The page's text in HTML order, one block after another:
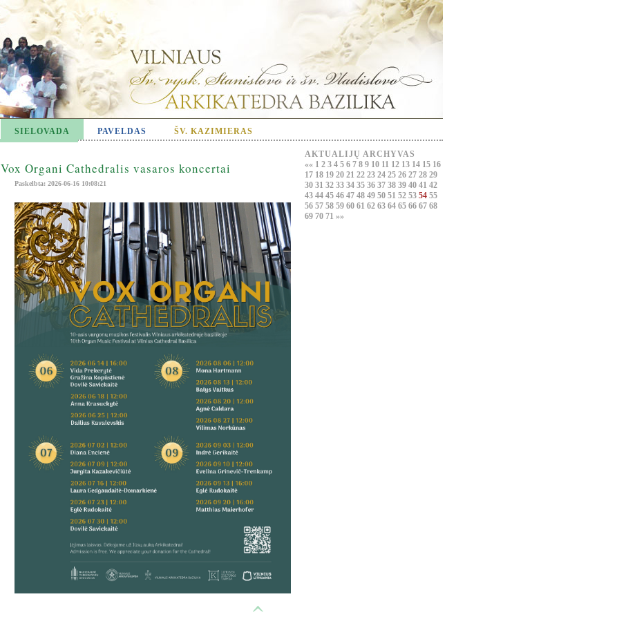
SIELOVADA PAVELDAS ŠV. KAZIMIERAS
Vox Organi Cathedralis vasaros koncertai
Paskelbta: 2026-06-16 10:08:21
AKTUALIJŲ ARCHYVAS
«« 1 2 3 4 5 6 7 8 9 10 11 12 13 14 15 16
17 18 19 20 21 22 23 24 25 26 27 28 29
30 31 32 33 34 35 36 37 38 39 40 41 42
43 44 45 46 47 48 49 50 51 52 53 54 55
56 57 58 59 60 61 62 63 64 65 66 67 68
69 70 71 »»